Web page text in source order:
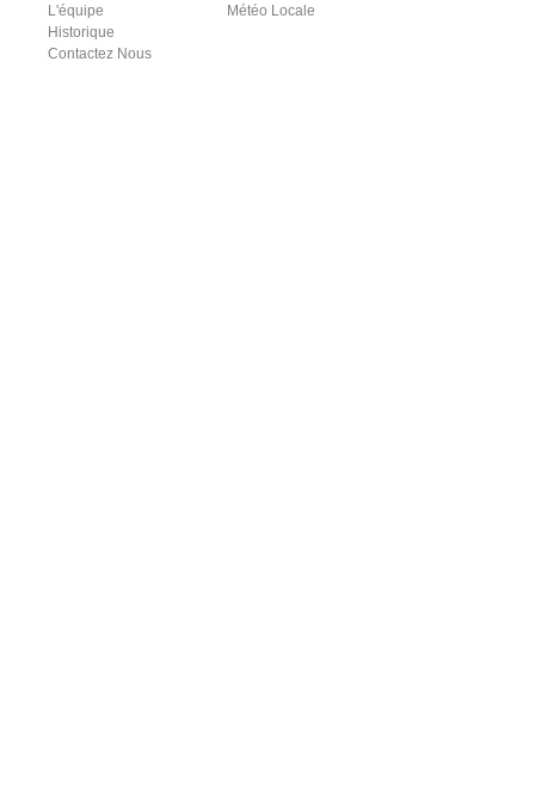
L'équipe
Historique
Contactez Nous
Météo Locale